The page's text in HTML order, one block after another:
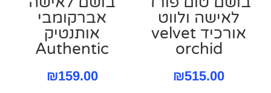
לאישה ולווט
אורכיד velvet
orchid
₪515.00
אברקומבי
אותנטיק
Authentic
₪159.00